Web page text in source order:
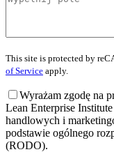
This site is protected by
of Service apply.
Wyrażam zgodę na
Lean Enterprise
handlowych i
podstawie ogólnego
(RODO).